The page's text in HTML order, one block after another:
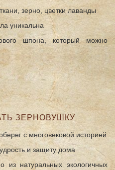
зерно, цветки лаванды
уникальна
шпона, который можно
ЗЕРНОВУШКУ
с многовековой историей
и защиту дома
из натуральных экологичных